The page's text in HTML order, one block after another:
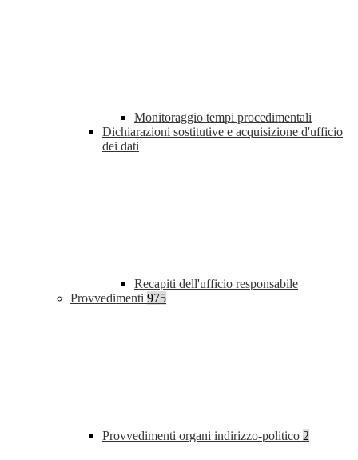
Monitoraggio tempi procedimentali
Dichiarazioni sostitutive e acquisizione d'ufficio
dei dati
Recapiti dell'ufficio responsabile
Provvedimenti 975
Provvedimenti organi indirizzo-politico 2